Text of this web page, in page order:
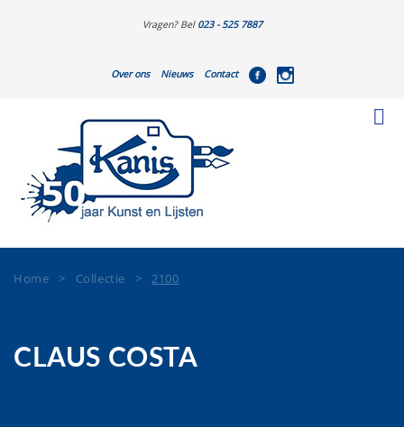
Vragen? Bel 023 - 525 7887
Over ons Nieuws Contact
Home > Collectie >2100
CLAUS COSTA